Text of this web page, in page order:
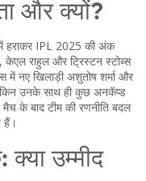
और क्यों?
हराकर IPL 2025 की अंक
केएल राहुल और ट्रिस्टन स्टोब्स
में नए खिलाड़ी अशुतोष शर्मा और
उनके साथ ही कुछ अनकॅप्ड
के बाद टीम की रणनीति बदल
हैं।
उम्मीद